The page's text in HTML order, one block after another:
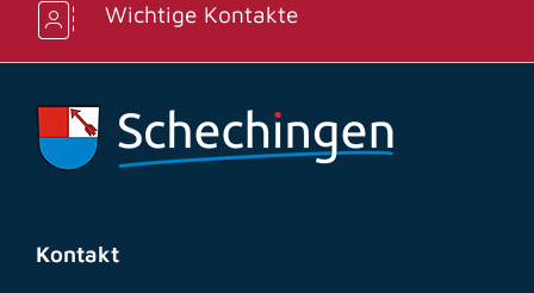
Wichtige Kontakte
Kontakt